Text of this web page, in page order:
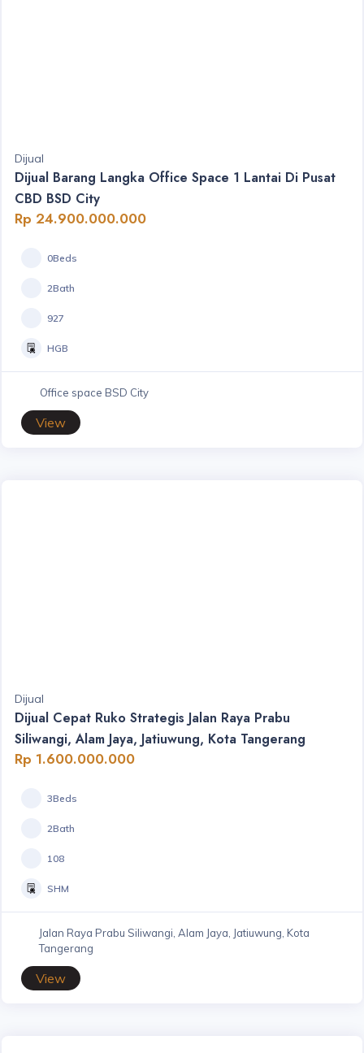
Dijual
Dijual Barang Langka Office Space 1 Lantai Di Pusat
CBD BSD City
Rp 24.900.000.000
0Beds
2Bath
927
HGB
Office space BSD City
View
Dijual
Dijual Cepat Ruko Strategis Jalan Raya Prabu
Siliwangi, Alam Jaya, Jatiuwung, Kota Tangerang
Rp 1.600.000.000
3Beds
2Bath
108
SHM
Jalan Raya Prabu Siliwangi, Alam Jaya, Jatiuwung, Kota
Tangerang
View